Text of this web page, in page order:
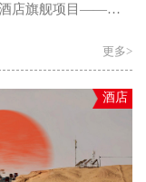
酒店旗舰项目——北
精致的中式美学..
更多>
酒店